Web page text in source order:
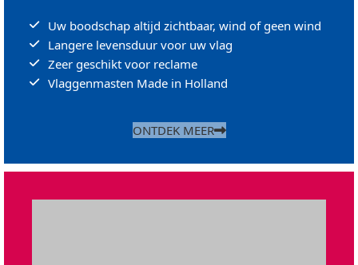
Uw boodschap altijd zichtbaar, wind of geen wind
Langere levensduur voor uw vlag
Zeer geschikt voor reclame
Vlaggenmasten Made in Holland
ONTDEK MEER